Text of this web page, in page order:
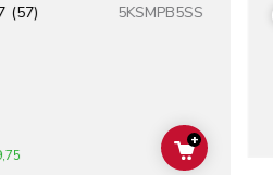
(57) 5KSMPB5SS
ADD TO
+